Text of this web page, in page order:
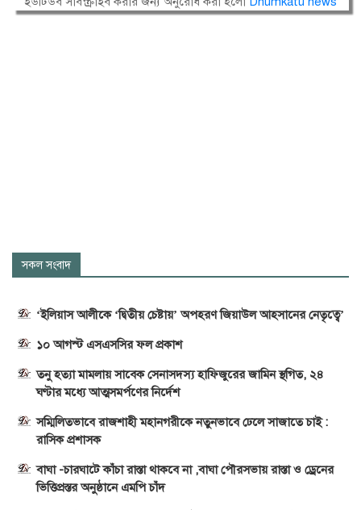
সকল সংবাদ
‘ইলিয়াস আলীকে ‘দ্বিতীয় চেষ্টায়’ অপহরণ জিয়াউল আহসানের নেতৃত্বে’
১০ আগস্ট এসএসসির ফল প্রকাশ
তনু হত্যা মামলায় সাবেক সেনাসদস্য হাফিজুরের জামিন স্থগিত, ২৪
ঘণ্টার মধ্যে আত্মসমর্পণের নির্দেশ
সম্মিলিতভাবে রাজশাহী মহানগরীকে নতুনভাবে ঢেলে সাজাতে চাই :
রাসিক প্রশাসক
বাঘা -চারঘাটে কাঁচা রাস্তা থাকবে না ,বাঘা পৌরসভায় রাস্তা ও ড্রেনের
ভিত্তিপ্রস্তর অনুষ্ঠানে এমপি চাঁদ